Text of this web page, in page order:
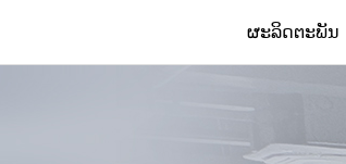
ຜະລິດຕະພັນ